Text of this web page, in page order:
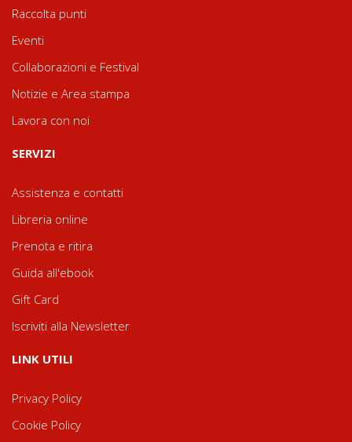
Raccolta punti
Eventi
Collaborazioni e Festival
Notizie e Area stampa
Lavora con noi
SERVIZI
Assistenza e contatti
Libreria online
Prenota e ritira
Guida all'ebook
Gift Card
Iscriviti alla Newsletter
LINK UTILI
Privacy Policy
Cookie Policy